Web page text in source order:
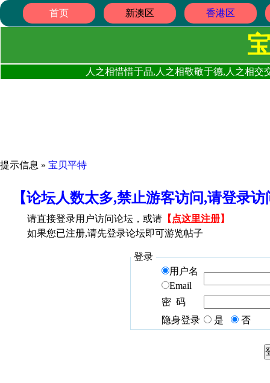
首页 新澳区 香港区
人之相惜惜于品,人之相敬敬于德,人之相
提示信息 » 宝贝平特
【论坛人数太多,禁止游客访问,请登录
请直接登录用户访问论坛，或请 【 点这里注册】
如果您已注册,请先登录论坛即可游览帖子
登录
用户名
Email
密 码
隐身登录
是 否